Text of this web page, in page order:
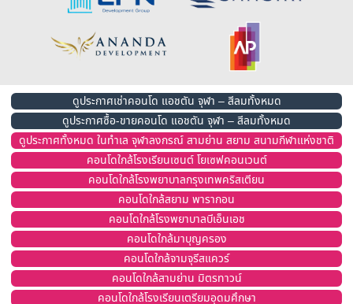
ดูประกาศเช่าคอนโด แอชตัน จุฬา – สีลมทั้งหมด
ดูประกาศซื้อ-ขายคอนโด แอชตัน จุฬา – สีลมทั้งหมด
ดูประกาศทั้งหมด ในทำเล จุฬาลงกรณ์ สามย่าน สยาม สนามกีฬาแห่งชาติ
คอนโดใกล้โรงเรียนเซนต์ โยเซฟคอนเวนต์
คอนโดใกล้โรงพยาบาลกรุงเทพคริสเตียน
คอนโดใกล้สยาม พารากอน
คอนโดใกล้โรงพยาบาลบีเอ็นเอช
คอนโดใกล้มาบุญครอง
คอนโดใกล้จามจุรีสแควร์
คอนโดใกล้สามย่าน มิตรทาวน์
คอนโดใกล้โรงเรียนเตรียมอุดมศึกษา